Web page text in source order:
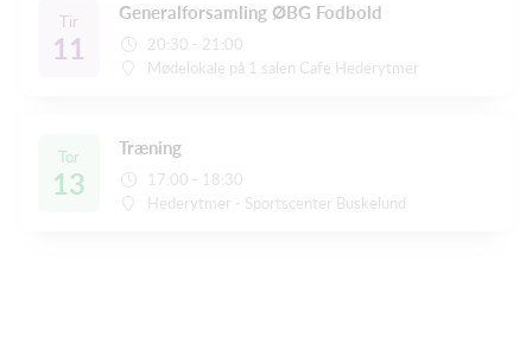
Tir
11
Generalforsamling ØBG Fodbold
20:30 - 21:00
Mødelokale på 1 salen Cafe Hederytmer
Tor
13
Træning
17:00 - 18:30
Hederytmer - Sportscenter Buskelund